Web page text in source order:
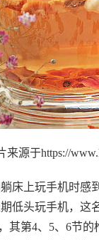
来源于https://
床上玩手机时
头玩手机，这
其第4、5、6节